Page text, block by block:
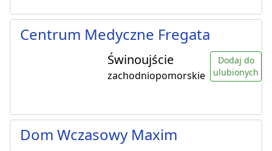
Centrum Medyczne Fregata
Świnoujście
zachodniopomorskie
Dodaj do
ulubionych
Dom Wczasowy Maxim